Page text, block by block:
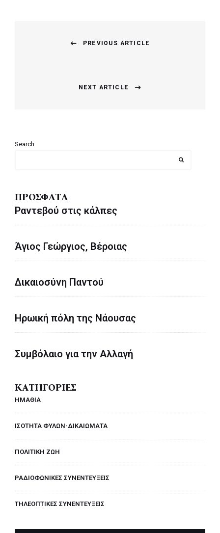
navigation
PREVIOUS ARTICLE
NEXT ARTICLE
Search
ΠΡΟΣΦΑΤΑ
Ραντεβού στις κάλπες
Άγιος Γεώργιος, Βέροιας
Δικαιοσύνη Παντού
Ηρωική πόλη της Νάουσας
Συμβόλαιο για την Αλλαγή
ΚΑΤΗΓΟΡΙΕΣ
ΗΜΑΘΙΑ
ΙΣΟΤΗΤΑ ΦΥΛΩΝ-ΔΙΚΑΙΩΜΑΤΑ
ΠΟΛΙΤΙΚΗ ΖΩΗ
ΡΑΔΙΟΦΩΝΙΚΕΣ ΣΥΝΕΝΤΕΥΞΕΙΣ
ΤΗΛΕΟΠΤΙΚΕΣ ΣΥΝΕΝΤΕΥΞΕΙΣ